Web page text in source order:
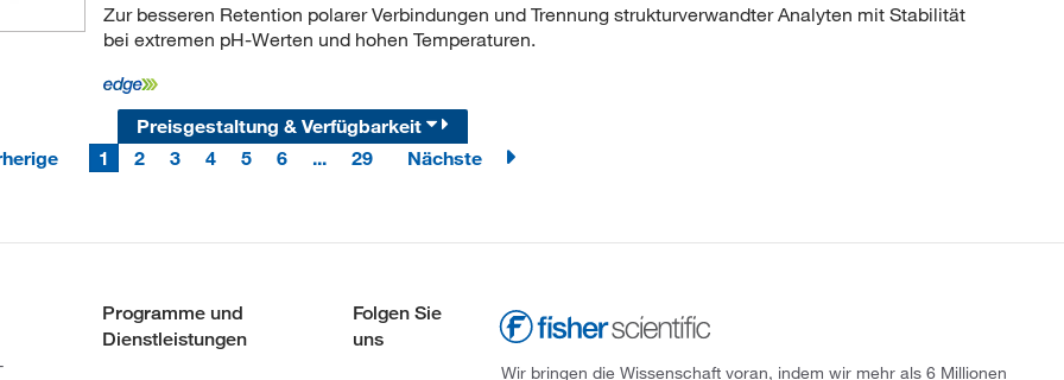
Zur besseren Retention polarer Verbindungen und Trennung strukturverwandter Analyten mit Stabilität
bei extremen pH-Werten und hohen Temperaturen.
Preisgestaltung & Verfügbarkeit
1 2 3 4 5 6 ... 29 Nächste
Programme und
Dienstleistungen
Folgen Sie
uns
Wir bringen die Wissenschaft voran, indem wir mehr als 6 Millionen